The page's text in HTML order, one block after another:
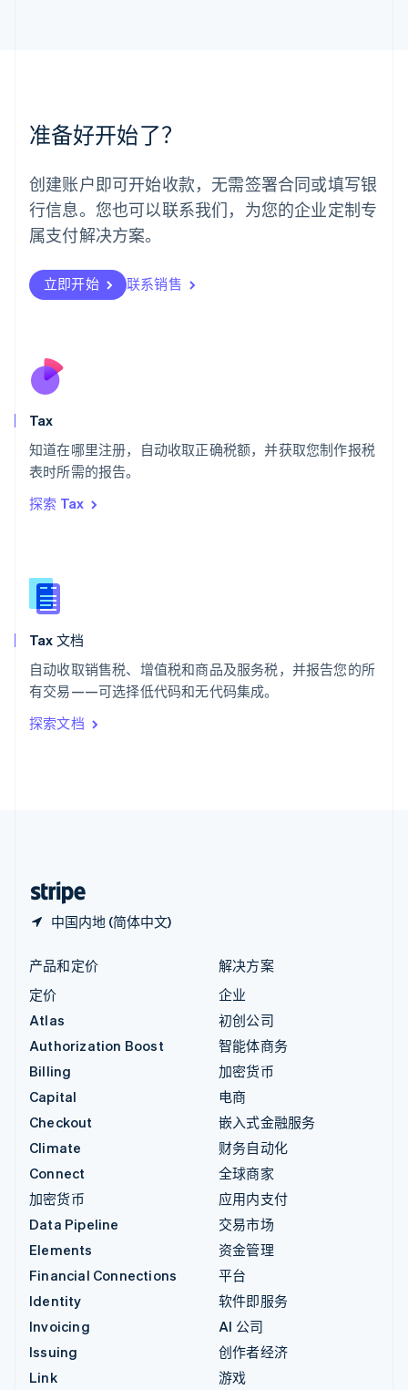
准备好开始了？
创建账户即可开始收款，无需签署合同或填写银
行信息。您也可以联系我们，为您的企业定制专
属支付解决方案。
立即开始 联系销售
Tax
知道在哪里注册，自动收取正确税额，并获取您制作报税
表时所需的报告。
探索 Tax
Tax 文档
自动收取销售税、增值税和商品及服务税，并报告您的所
有交易——可选择低代码和无代码集成。
探索文档
中国内地 (简体中文)
墨西哥
EspañolEnglish
English
葡萄牙
PortuguêsEnglish
日本
瑞典
Svenska English
瑞士
English
斯洛伐克
泰国
ไทยEnglish
English
English
新西兰
匈牙利
意大利
ItalianoEnglish
印度
English
产品和定价
定价
Atlas
Authorization Boost
Billing
Capital
Checkout
Climate
Connect
加密货币
Data Pipeline
Elements
Financial Connections
Identity
Invoicing
Issuing
Link
解决方案
企业
初创公司
智能体商务
加密货币
电商
嵌入式金融服务
财务自动化
全球商家
应用内支付
交易市场
资金管理
平台
软件即服务
AI 公司
创作者经济
游戏